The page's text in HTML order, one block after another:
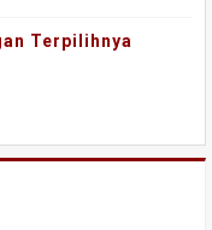
Terpilihnya